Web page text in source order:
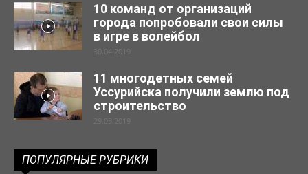
10 команд от организаций
города попробовали свои силы
в игре в волейбол
30.04.2019
11 многодетных семей
Уссурийска получили землю под
строительство
29.03.2019
ПОПУЛЯРНЫЕ РУБРИКИ